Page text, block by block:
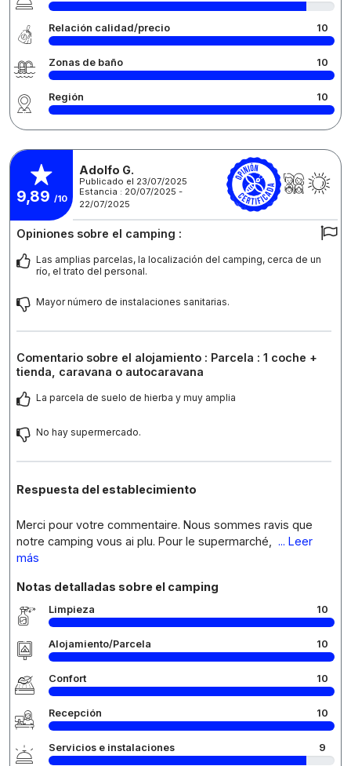
Relación calidad/precio 10
Zonas de baño 10
Región 10
9,89 /10
Adolfo G.
Publicado el 23/07/2025
Estancia : 20/07/2025 -
22/07/2025
Opiniones sobre el camping :
Las amplias parcelas, la localización del camping, cerca de un
río, el trato del personal.
Mayor número de instalaciones sanitarias.
Comentario sobre el alojamiento : Parcela : 1 coche +
tienda, caravana o autocaravana
La parcela de suelo de hierba y muy amplia
No hay supermercado.
Respuesta del establecimiento
Merci pour votre commentaire. Nous sommes ravis que
notre camping vous ai plu. Pour le supermarché,
... Leer
más
Notas detalladas sobre el camping
Limpieza 10
Alojamiento/Parcela 10
Confort 10
Recepción 10
Servicios e instalaciones 9